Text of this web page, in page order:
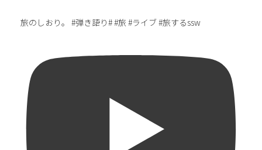
旅のしおり。 #弾き語り# #旅 #ライブ #旅するssw